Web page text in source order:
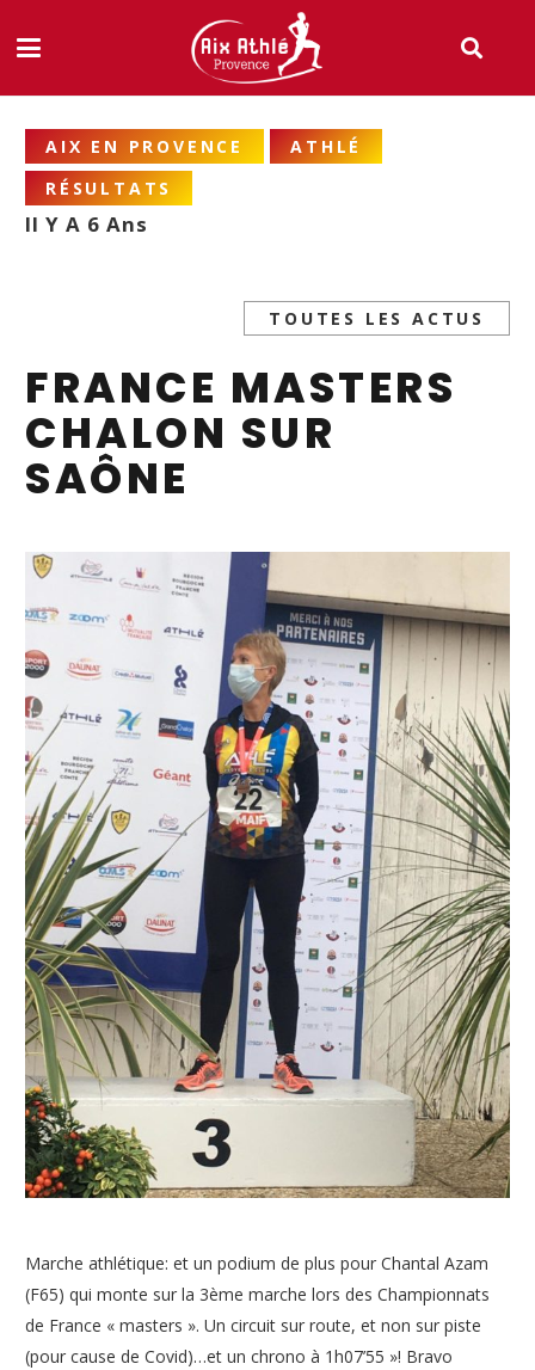
AIX EN PROVENCE
ATHLÉ
RÉSULTATS
Il Y A 6 Ans
TOUTES LES ACTUS
FRANCE MASTERS
CHALON SUR
SAÔNE
Marche athlétique: et un podium de plus pour Chantal Azam
(F65) qui monte sur la 3ème marche lors des Championnats
de France « masters ». Un circuit sur route, et non sur piste
(pour cause de Covid)…et un chrono à 1h07’55 »! Bravo